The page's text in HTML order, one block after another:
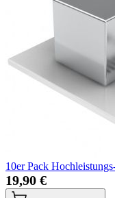
10er Pack
19,90 €